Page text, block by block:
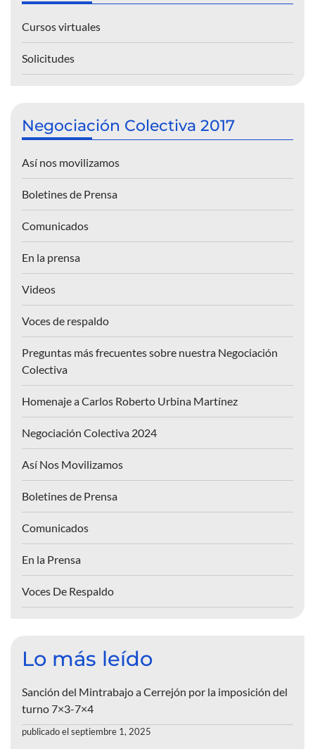
Cursos virtuales
Solicitudes
Negociación Colectiva 2017
Así nos movilizamos
Boletines de Prensa
Comunicados
En la prensa
Videos
Voces de respaldo
Preguntas más frecuentes sobre nuestra Negociación
Colectiva
Homenaje a Carlos Roberto Urbina Martínez
Negociación Colectiva 2024
Así Nos Movilizamos
Boletines de Prensa
Comunicados
En la Prensa
Voces De Respaldo
Lo más leído
Sanción del Mintrabajo a Cerrejón por la imposición del
turno 7×3-7×4
publicado el septiembre 1, 2025